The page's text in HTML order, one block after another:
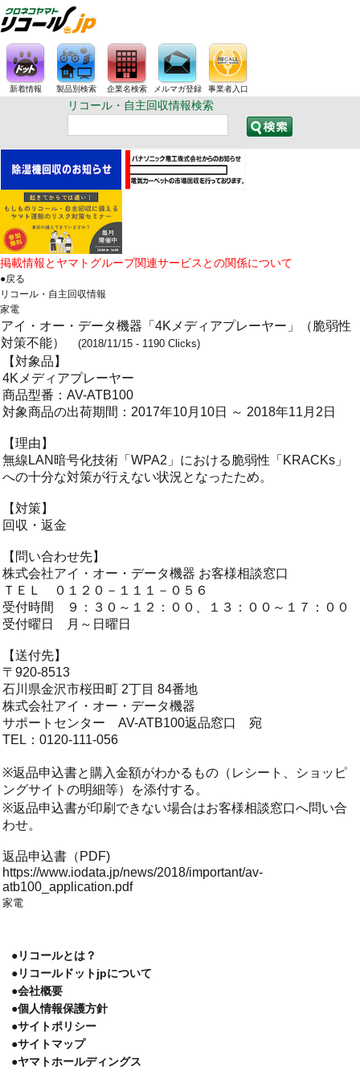
新着情報 製品別検索 企業名検索 メルマガ登録 事業者入口
リコール・自主回収情報検索
掲載情報とヤマトグループ関連サービスとの関係について
●戻る
リコール・自主回収情報
家電
アイ・オー・データ機器「4Kメディアプレーヤー」（脆弱性
対策不能）
(2018/11/15 - 1190 Clicks)
【対象品】
4Kメディアプレーヤー
商品型番：AV-ATB100
対象商品の出荷期間：2017年10月10日 ～ 2018年11月2日
【理由】
無線LAN暗号化技術「WPA2」における脆弱性「KRACKs」
への十分な対策が行えない状況となったため。
【対策】
回収・返金
【問い合わせ先】
株式会社アイ・オー・データ機器 お客様相談窓口
ＴＥＬ ０１２０－１１１－０５６
受付時間 ９：３０～１２：００、１３：００～１７：００
受付曜日 月～日曜日
【送付先】
〒920-8513
石川県金沢市桜田町 2丁目 84番地
株式会社アイ・オー・データ機器
サポートセンター AV-ATB100返品窓口 宛
TEL：0120-111-056
※返品申込書と購入金額がわかるもの（レシート、ショッピ
ングサイトの明細等）を添付する。
※返品申込書が印刷できない場合はお客様相談窓口へ問い合
わせ。
返品申込書（PDF)
https://www.iodata.jp/news/2018/important/av-
atb100_application.pdf
家電
●リコールとは？
●リコールドットjpについて
●会社概要
●個人情報保護方針
●サイトポリシー
●サイトマップ
●ヤマトホールディングス